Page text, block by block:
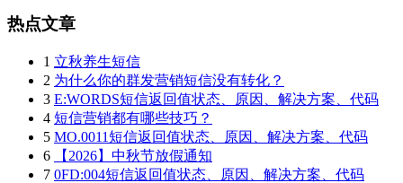
热点文章
1 立秋养生短信
2 为什么你的群发营销短信没有转化？
3 E:WORDS短信返回值状态、原因、解决方案、代码
4 短信营销都有哪些技巧？
5 MO.0011短信返回值状态、原因、解决方案、代码
6
【2026】中秋节放假通知
7 0FD:004短信返回值状态、原因、解决方案、代码